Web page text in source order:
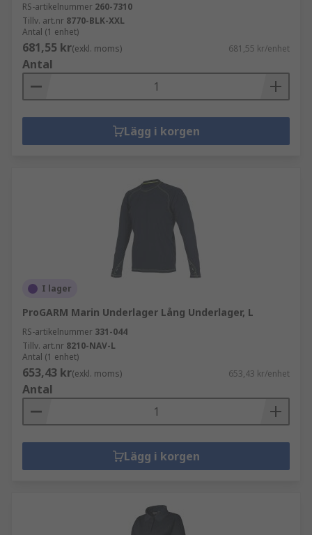
RS-artikelnummer 260-7310
Tillv. art.nr 8770-BLK-XXL
Antal (1 enhet)
681,55 kr(exkl. moms) 681,55 kr/enhet
Antal
Lägg i korgen
I lager
ProGARM Marin Underlager Lång Underlager, L
RS-artikelnummer 331-044
Tillv. art.nr 8210-NAV-L
Antal (1 enhet)
653,43 kr(exkl. moms) 653,43 kr/enhet
Antal
Lägg i korgen